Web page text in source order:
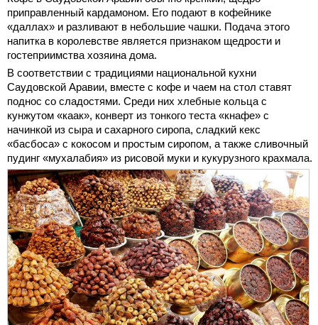
приправленный кардамоном. Его подают в кофейнике
«даллах» и разливают в небольшие чашки. Подача этого
напитка в королевстве является признаком щедрости и
гостеприимства хозяина дома.
В соответствии с традициями национальной кухни
Саудовской Аравии, вместе с кофе и чаем на стол ставят
поднос со сладостями. Среди них хлебные кольца с
кунжутом «каак», конверт из тонкого теста «кнафе» с
начинкой из сыра и сахарного сиропа, сладкий кекс
«басбоса» с кокосом и простым сиропом, а также сливочный
пудинг «мухалабия» из рисовой муки и кукурузного крахмала.